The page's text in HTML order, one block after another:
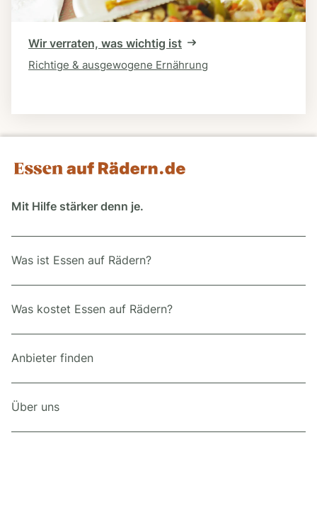
Wir verraten, was wichtig ist
Richtige & ausgewogene Ernährung
Mit Hilfe stärker denn je.
Was ist Essen auf Rädern?
Was kostet Essen auf Rädern?
Anbieter finden
Über uns